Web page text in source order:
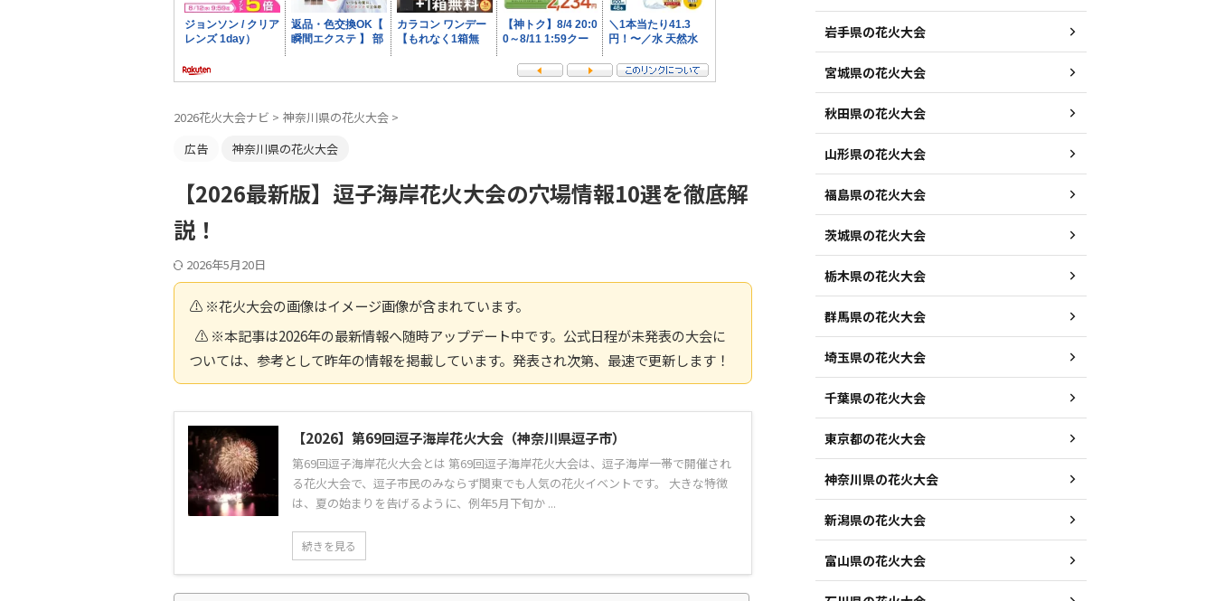
2026花火大会ナビ > 神奈川県の花火大会 >
広告
神奈川県の花火大会
【2026最新版】逗子海岸花火大会の穴場情報10選を徹底解
説！
2026年5月20日
⚠️ ※花火大会の画像はイメージ画像が含まれています。
⚠️ ※本記事は2026年の最新情報へ随時アップデート中です。公式日程が未発表の大会に
ついては、参考として昨年の情報を掲載しています。発表され次第、最速で更新します！
【2026】第69回逗子海岸花火大会（神奈川県逗子市）
第69回逗子海岸花火大会とは 第69回逗子海岸花火大会は、逗子海岸一帯で開催され
る花火大会で、逗子市民のみならず関東でも人気の花火イベントです。 大きな特徴
は、夏の始まりを告げるように、例年5月下旬か ...
続きを見る
岩手県の花火大会
宮城県の花火大会
秋田県の花火大会
山形県の花火大会
福島県の花火大会
茨城県の花火大会
栃木県の花火大会
群馬県の花火大会
埼玉県の花火大会
千葉県の花火大会
東京都の花火大会
神奈川県の花火大会
新潟県の花火大会
富山県の花火大会